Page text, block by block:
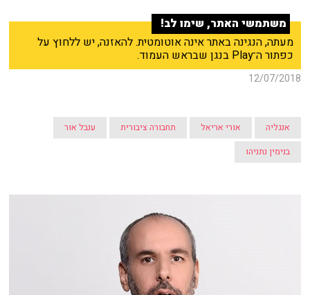
משתמשי האתר, שימו לב!
מעתה, הנגינה באתר אינה אוטומטית. להאזנה, יש ללחוץ על
כפתור ה־Play בנגן שבראש העמוד.
12/07/2018
אנגליה אורי אריאל תחבורה ציבורית
ענבל אור
בנימין נתניהו